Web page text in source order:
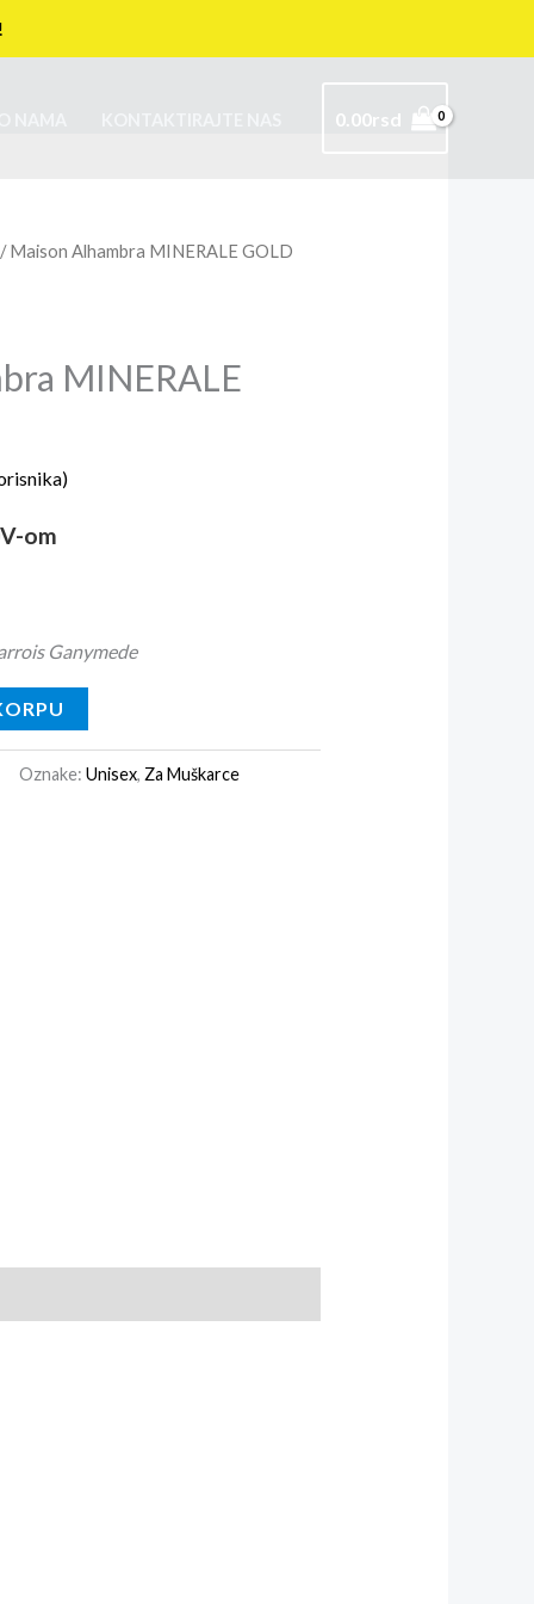
0.00rsd
/ Maison Alhambra MINERALE GOLD
MINERALE
om
Ganymede
Oznake:Unisex, Za Muškarce